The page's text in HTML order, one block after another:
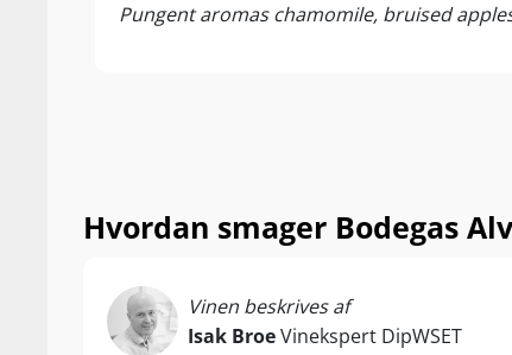
Pungent aromas chamomile, bruised
Hvordan smager Bodegas
Vinen beskrives af
Isak BroeVinekspert DipWSET